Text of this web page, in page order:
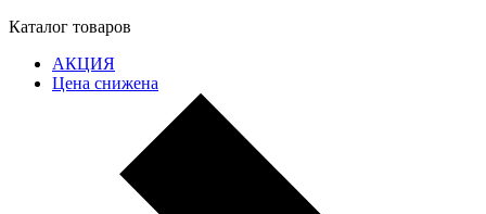
Каталог товаров
АКЦИЯ
Цена снижена